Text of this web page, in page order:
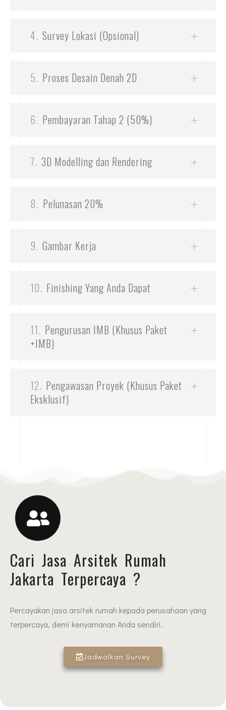
4. Survey Lokasi (Opsional)
5. Proses Desain Denah 2D
6. Pembayaran Tahap 2 (50%)
7. 3D Modelling dan Rendering
8. Pelunasan 20%
9. Gambar Kerja
10. Finishing Yang Anda Dapat
11. Pengurusan IMB (Khusus Paket
+IMB)
12. Pengawasan Proyek (Khusus Paket
Eksklusif)
Cari Jasa Arsitek Rumah
Jakarta Terpercaya ?
Percayakan jasa arsitek rumah kepada perusahaan yang
terpercaya, demi kenyamanan Anda sendiri.
Jadwalkan Survey